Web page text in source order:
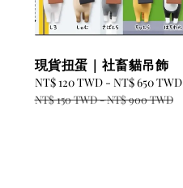
現貨扭蛋｜社畜貓吊飾
Sale
price
NT$ 120 TWD- NT$ 650 TWD
NT$ 150 TWD-NT$ 900 TWD